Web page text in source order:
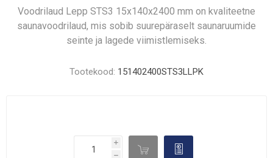
Voodrilaud Lepp STS3 15x140x2400 mm on kvaliteetne
saunavoodrilaud, mis sobib suurepäraselt saunaruumide
seinte ja lagede viimistlemiseks.
Tootekood: 151402400STS3LLPK
i
h
d 